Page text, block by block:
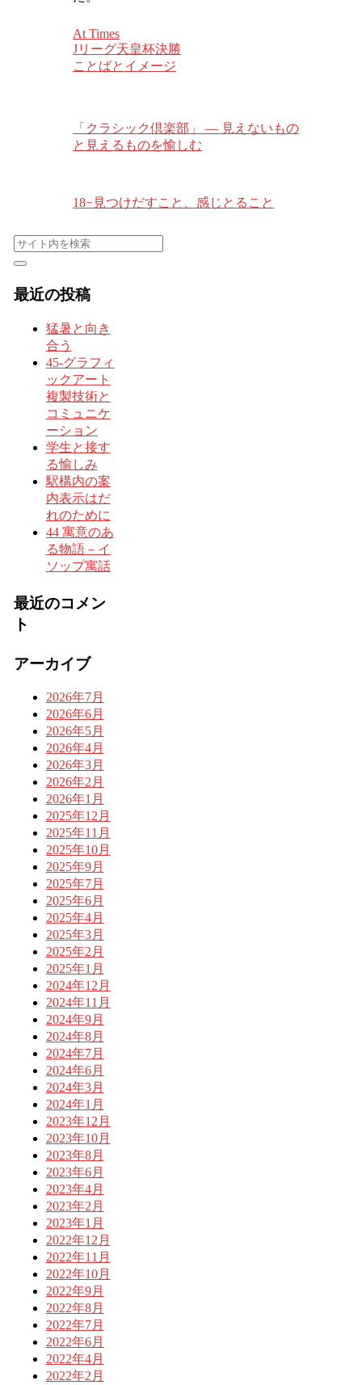
At Times
Jリーグ天皇杯決勝
ことばとイメージ
「クラシック倶楽部」 — 見えないもの
と見えるものを愉しむ
18−見つけだすこと、感じとること
最近の投稿
猛暑と向き
合う
45-グラフィ
ックアート
複製技術と
コミュニケ
ーション
学生と接す
る愉しみ
駅構内の案
内表示はだ
れのために
44 寓意のあ
る物語－イ
ソップ寓話
最近のコメン
ト
アーカイブ
2026年7月
2026年6月
2026年5月
2026年4月
2026年3月
2026年2月
2026年1月
2025年12月
2025年11月
2025年10月
2025年9月
2025年7月
2025年6月
2025年4月
2025年3月
2025年2月
2025年1月
2024年12月
2024年11月
2024年9月
2024年8月
2024年7月
2024年6月
2024年3月
2024年1月
2023年12月
2023年10月
2023年8月
2023年6月
2023年4月
2023年2月
2023年1月
2022年12月
2022年11月
2022年10月
2022年9月
2022年8月
2022年7月
2022年6月
2022年4月
2022年2月